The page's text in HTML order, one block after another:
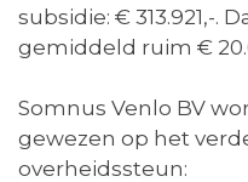
subsidie: € 313.921,-.
gemiddeld ruim €
Somnus Venlo BV
gewezen op het
overheidssteun: